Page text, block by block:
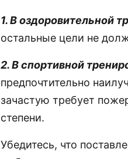
1. В оздоровительной
остальные цели не
2. В спортивной
предпочтительно
зачастую требует
степени.
Убедитесь, что